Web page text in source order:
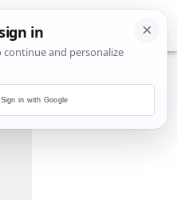
Sign in with Google